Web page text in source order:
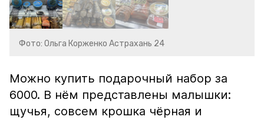
Фото: Ольга Корженко Астрахань 24
Можно купить подарочный набор за
6000. В нём представлены малышки:
щучья, совсем крошка чёрная и